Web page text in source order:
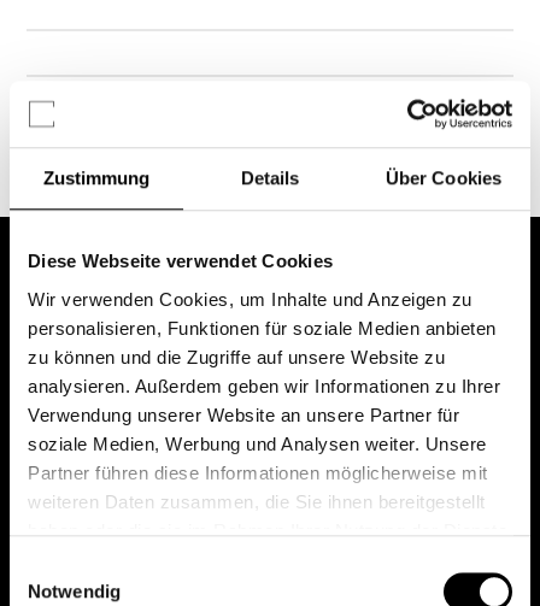
Zustimmung Details Über Cookies
Diese Webseite verwendet Cookies
Wir verwenden Cookies, um Inhalte und Anzeigen zu
personalisieren, Funktionen für soziale Medien anbieten
zu können und die Zugriffe auf unsere Website zu
analysieren. Außerdem geben wir Informationen zu Ihrer
Verwendung unserer Website an unsere Partner für
soziale Medien, Werbung und Analysen weiter. Unsere
Partner führen diese Informationen möglicherweise mit
weiteren Daten zusammen, die Sie ihnen bereitgestellt
Notwendig
Chancen & Risiken
Das erste Depot in Österreich mit 0€ Kontoführung,
0€ Ausgabeaufschlag und 0€ Depotgebühren bei
knapp 2000 Fonds und 0€ Orderspesen.